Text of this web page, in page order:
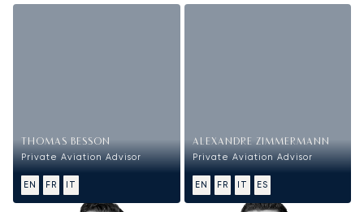
THOMAS BESSON
Private Aviation Advisor
EN FR IT
ALEXANDRE ZIMMERMANN
Private Aviation Advisor
EN FR IT ES